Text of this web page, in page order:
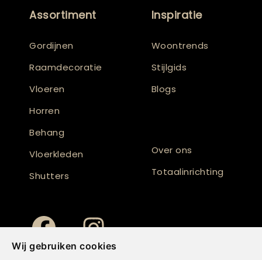
Wij gebruiken cookies
Assortiment
Gordijnen
Raamdecoratie
Vloeren
Horren
Behang
Vloerkleden
Shutters
Inspiratie
Woontrends
Stijlgids
Blogs
Over ons
Totaalinrichting